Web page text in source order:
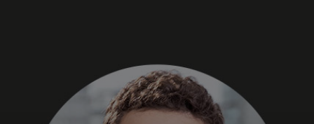
Para empresas
Para el mundo